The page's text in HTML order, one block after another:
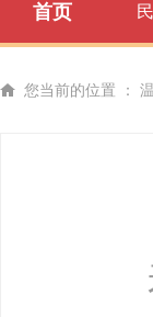
首页
您当前的位置 ：